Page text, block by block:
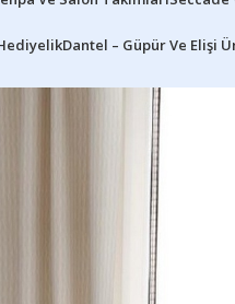
Dantel – Güpür Ve Elişi